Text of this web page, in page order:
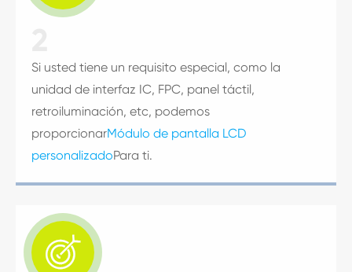
Si usted tiene un requisito especial, como la
unidad de interfaz IC, FPC, panel táctil,
retroiluminación, etc, podemos
proporcionarMódulo de pantalla LCD
personalizadoPara ti.
